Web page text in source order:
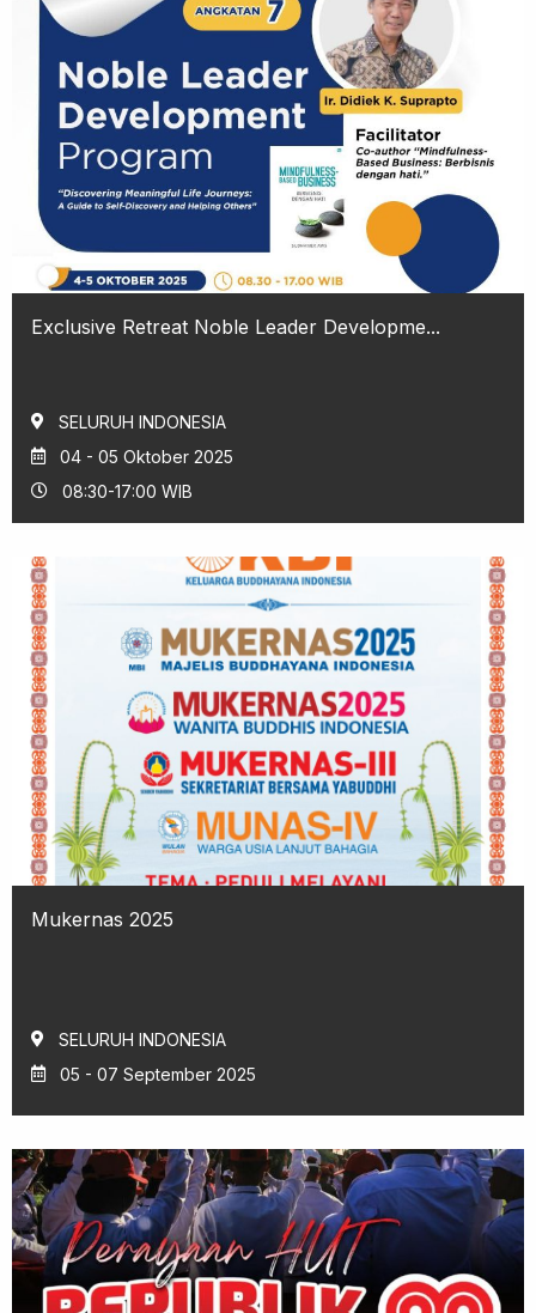
Exclusive Retreat Noble Leader Developme...
SELURUH INDONESIA
04 - 05 Oktober 2025
08:30-17:00 WIB
Mukernas 2025
SELURUH INDONESIA
05 - 07 September 2025